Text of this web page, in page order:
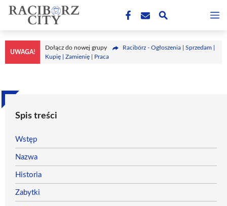
Przejdź
treści
UWAGA!
Dołącz do nowej grupy
Racibórz - Ogłoszenia | Sprzedam |
Kupię | Zamienię | Praca
Spis treści
Wstęp
Nazwa
Historia
Zabytki